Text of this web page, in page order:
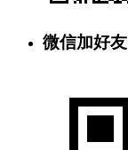
微信加好友